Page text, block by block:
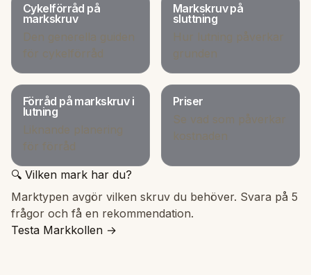
Cykelförråd på
markskruv
Den generella guiden
för cykelförråd
Markskruv på
sluttning
Hur lutning påverkar
grunden
Förråd på markskruv i
lutning
Liknande planering
för förråd
Priser
Se vad som påverkar
kostnaden
🔍 Vilken mark har du?
Marktypen avgör vilken skruv du behöver. Svara på 5
frågor och få en rekommendation.
Testa Markkollen →